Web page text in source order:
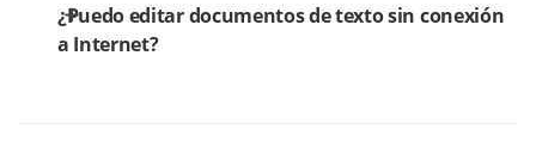
¿Puedo editar documentos de texto sin conexión
a Internet?